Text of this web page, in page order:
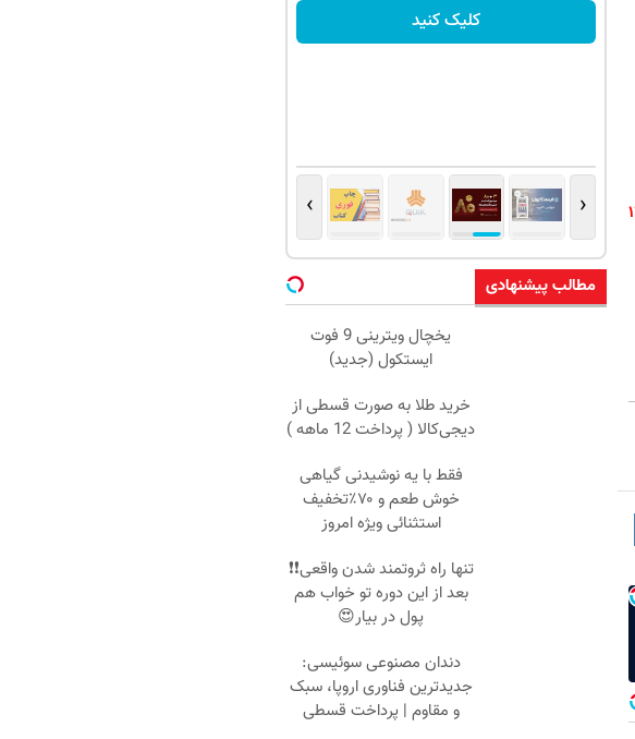
کلیک کنید
‹
›
مطالب پیشنهادی
یخچال ویترینی 9 فوت
ایستکول (جدید)
خرید طلا به صورت قسطی از
دیجی‌کالا ( پرداخت 12 ماهه )
فقط با یه نوشیدنی گیاهی
خوش طعم و ۷۰٪تخفیف
استثنائی ویژه امروز
تنها راه ثروتمند شدن واقعی❗❗
بعد از این دوره تو خواب هم
پول در بیار😍
دندان مصنوعی سوئیسی:
جدیدترین فناوری اروپا، سبک
و مقاوم | پرداخت قسطی